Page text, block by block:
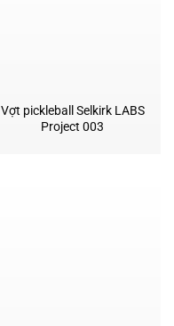
Vợt pickleball Selkirk LABS
Project 003